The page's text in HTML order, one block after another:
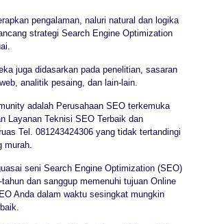
pengalaman, naluri natural dan logika
strategi Search Engine Optimization
juga didasarkan pada penelitian, sasaran
analitik pesaing, dan lain-lain.
adalah Perusahaan SEO terkemuka
Layanan Teknisi SEO Terbaik dan
Tel. 081243424306 yang tidak tertandingi
murah.
seni Search Engine Optimization (SEO)
dan sanggup memenuhi tujuan Online
Anda dalam waktu sesingkat mungkin